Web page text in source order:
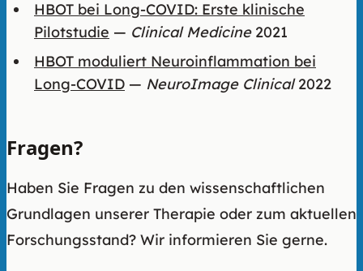
HBOT bei Long-COVID: Erste klinische
Pilotstudie — Clinical Medicine2021
HBOT moduliert Neuroinflammation bei
Long-COVID — NeuroImage Clinical2022
Fragen?
Haben Sie Fragen zu den wissenschaftlichen
Grundlagen unserer Therapie oder zum aktuellen
Forschungsstand? Wir informieren Sie gerne.